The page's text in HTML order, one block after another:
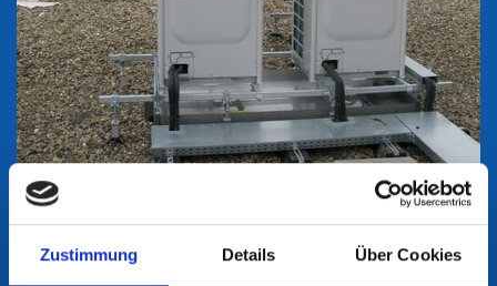
Zustimmung Details Über Cookies